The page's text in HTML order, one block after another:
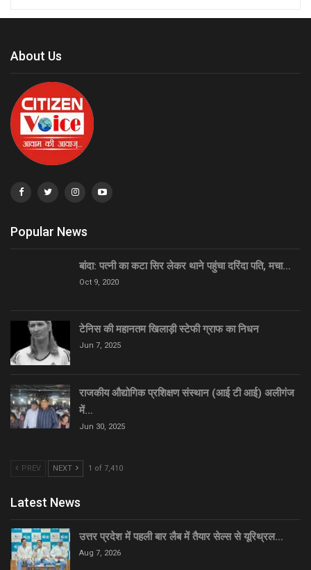
About Us
Popular News
बांदा: पत्नी का कटा सिर लेकर थाने पहुंचा दरिंदा पति, मचा…
Oct 9, 2020
टेनिस की महानतम खिलाड़ी स्टेफी ग्राफ का निधन
Jun 7, 2025
राजकीय औद्योगिक प्रशिक्षण संस्थान (आई टी आई) अलीगंज
में…
Jun 30, 2025
PREV NEXT 1 of 7,410
Latest News
उत्तर प्रदेश में पहली बार लैब में तैयार सेल्स से यूरिथ्रल…
Aug 7, 2026